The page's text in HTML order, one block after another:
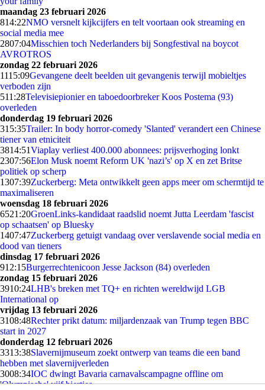
maandag 23 februari 2026
814:22NMO versnelt kijkcijfers en telt voortaan ook streaming en
social media mee
2807:04Misschien toch Nederlanders bij Songfestival na boycot
AVROTROS
zondag 22 februari 2026
1115:09Gevangene deelt beelden uit gevangenis terwijl mobieltjes
verboden zijn
511:28Televisiepionier en taboedoorbreker Koos Postema (93)
overleden
donderdag 19 februari 2026
315:35Trailer: In body horror-comedy 'Slanted' verandert een Chinese
tiener van etniciteit
3814:51Viaplay verliest 400.000 abonnees: prijsverhoging lonkt
2307:56Elon Musk noemt Reform UK 'nazi’s' op X en zet Britse
politiek op scherp
1307:39Zuckerberg: Meta ontwikkelt geen apps meer om schermtijd te
maximaliseren
woensdag 18 februari 2026
6521:20GroenLinks-kandidaat raadslid noemt Jutta Leerdam 'fascist
op schaatsen' op Bluesky
1407:47Zuckerberg getuigt vandaag over verslavende social media en
dood van tieners
dinsdag 17 februari 2026
912:15Burgerrechtenicoon Jesse Jackson (84) overleden
zondag 15 februari 2026
3910:24LHB's breken met TQ+ en richten wereldwijd LGB
International op
vrijdag 13 februari 2026
3108:48Rechter prikt datum: miljardenzaak van Trump tegen BBC
start in 2027
donderdag 12 februari 2026
3313:38Slavernijmuseum zoekt ontwerp van teams die een band
hebben met slavernijverleden
3008:34IOC dwingt Bavaria carnavalscampagne offline om
'Olympische' vijf biertjes